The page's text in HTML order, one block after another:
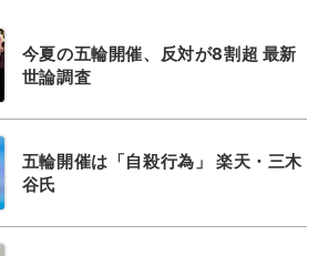
今夏の五輪開催、反対が8割超 最新
世論調査
五輪開催は「自殺行為」 楽天・三木
谷氏